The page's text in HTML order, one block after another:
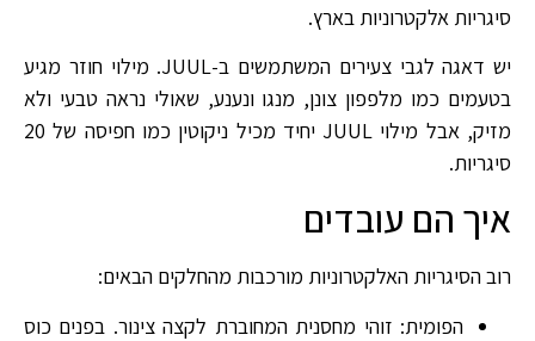
סיגריות אלקטרוניות בארץ.
יש דאגה לגבי צעירים המשתמשים ב-JUUL. מילוי חוזר מגיע
בטעמים כמו מלפפון צונן, מנגו ונענע, שאולי נראה טבעי ולא
מזיק, אבל מילוי JUUL יחיד מכיל ניקוטין כמו חפיסה של 20
סיגריות.
איך הם עובדים
רוב הסיגריות האלקטרוניות מורכבות מהחלקים הבאים:
הפומית: זוהי מחסנית המחוברת לקצה צינור. בפנים כוס